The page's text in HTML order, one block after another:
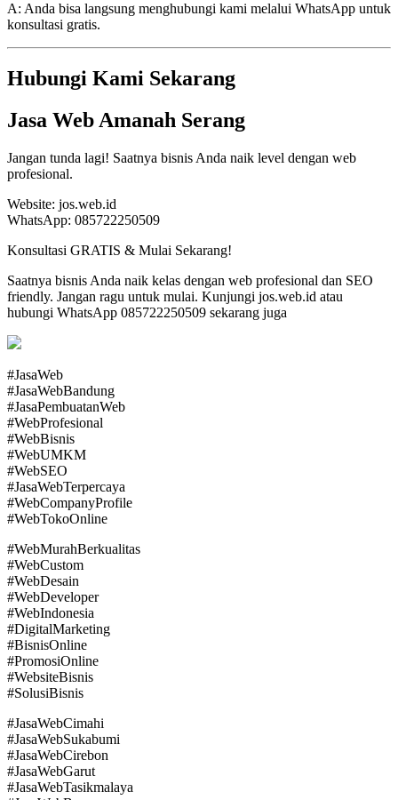
A: Anda bisa langsung menghubungi kami melalui WhatsApp untuk
konsultasi gratis.
Hubungi Kami Sekarang
Jasa Web Amanah Serang
Jangan tunda lagi! Saatnya bisnis Anda naik level dengan web
profesional.
Website: jos.web.id
WhatsApp: 085722250509
Konsultasi GRATIS & Mulai Sekarang!
Saatnya bisnis Anda naik kelas dengan web profesional dan SEO
friendly. Jangan ragu untuk mulai. Kunjungi jos.web.id atau
hubungi WhatsApp 085722250509 sekarang juga
#JasaWeb
#JasaWebBandung
#JasaPembuatanWeb
#WebProfesional
#WebBisnis
#WebUMKM
#WebSEO
#JasaWebTerpercaya
#WebCompanyProfile
#WebTokoOnline
#WebMurahBerkualitas
#WebCustom
#WebDesain
#WebDeveloper
#WebIndonesia
#DigitalMarketing
#BisnisOnline
#PromosiOnline
#WebsiteBisnis
#SolusiBisnis
#JasaWebCimahi
#JasaWebSukabumi
#JasaWebCirebon
#JasaWebGarut
#JasaWebTasikmalaya